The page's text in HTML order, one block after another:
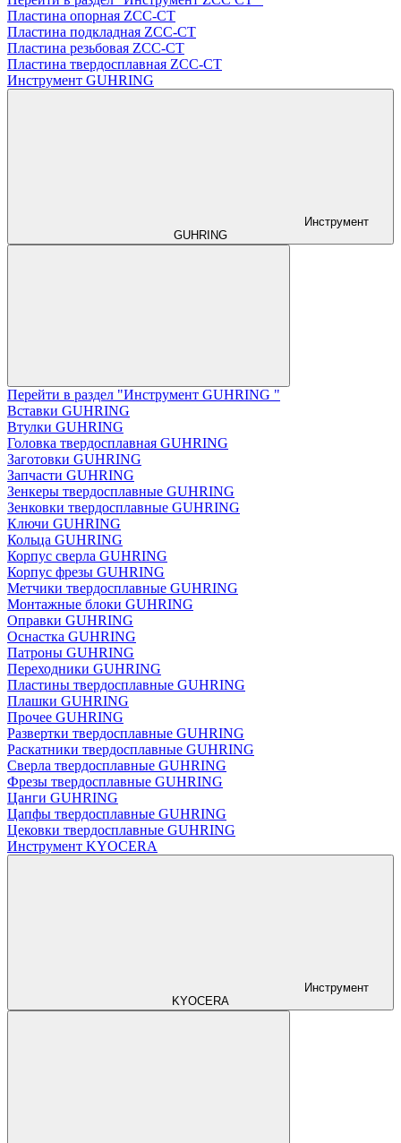
Пластина опорная ZCC-CT
Пластина подкладная ZCC-CT
Пластина резьбовая ZCC-CT
Пластина твердосплавная ZCC-CT
Инструмент GUHRING
Инструмент
GUHRING
Перейти в раздел "Инструмент GUHRING "
Вставки GUHRING
Втулки GUHRING
Головка твердосплавная GUHRING
Заготовки GUHRING
Запчасти GUHRING
Зенкеры твердосплавные GUHRING
Зенковки твердосплавные GUHRING
Ключи GUHRING
Кольца GUHRING
Корпус сверла GUHRING
Корпус фрезы GUHRING
Метчики твердосплавные GUHRING
Монтажные блоки GUHRING
Оправки GUHRING
Оснастка GUHRING
Патроны GUHRING
Переходники GUHRING
Пластины твердосплавные GUHRING
Плашки GUHRING
Прочее GUHRING
Развертки твердосплавные GUHRING
Раскатники твердосплавные GUHRING
Сверла твердосплавные GUHRING
Фрезы твердосплавные GUHRING
Цанги GUHRING
Цапфы твердосплавные GUHRING
Цековки твердосплавные GUHRING
Инструмент KYOCERA
Инструмент
KYOCERA